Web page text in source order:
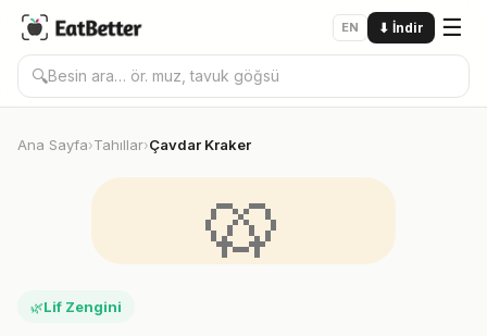
EN ⬇ İndir ☰
🔍
Ana Sayfa›Tahıllar›Çavdar Kraker
🥨
🌿Lif Zengini